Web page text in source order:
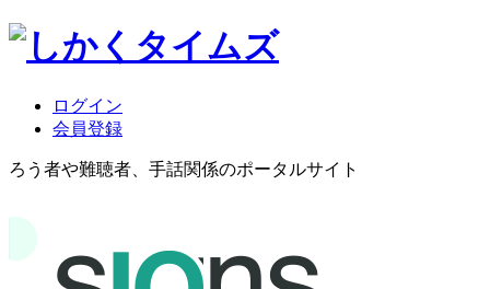
ログイン
会員登録
ろう者や難聴者、手話関係のポータルサイト